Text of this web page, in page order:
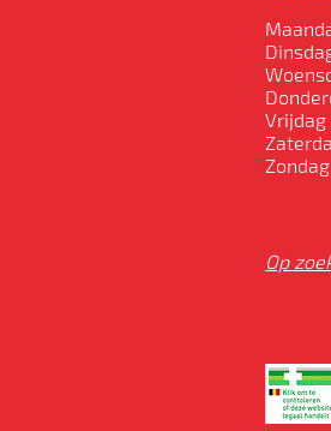
Vrijdag
Zondag
Op